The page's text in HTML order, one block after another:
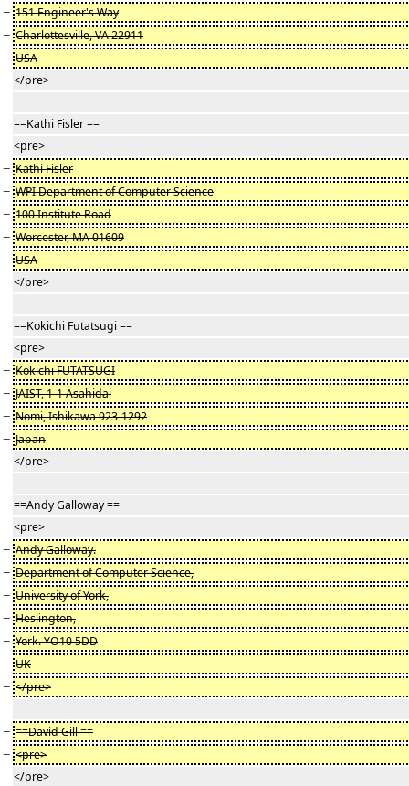
− 151 Engineer's Way
− Charlottesville, VA 22911
− USA
</pre>
==Kathi Fisler ==
<pre>
− Kathi Fisler
− WPI Department of Computer Science
− 100 Institute Road
− Worcester, MA 01609
− USA
</pre>
==Kokichi Futatsugi ==
<pre>
− Kokichi FUTATSUGI
− JAIST, 1-1 Asahidai
− Nomi, Ishikawa 923-1292
− Japan
</pre>
==Andy Galloway ==
<pre>
− Andy Galloway.
− Department of Computer Science,
− University of York,
− Heslington,
− York. YO10 5DD
− UK
− </pre>
− ==David Gill ==
− <pre>
</pre>